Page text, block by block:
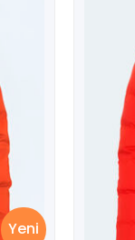
Yeni